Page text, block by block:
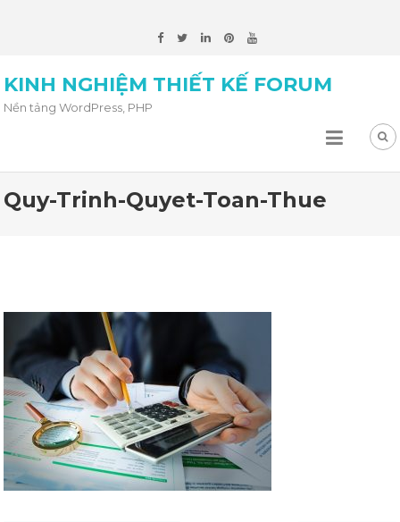
KINH NGHIỆM THIẾT KẾ FORUM
Nền tảng WordPress, PHP
Quy-Trinh-Quyet-Toan-Thue